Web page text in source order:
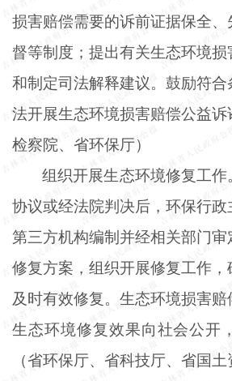
损害赔偿需要的诉前证据保全
督等制度；提出有关生态环境
和制定司法解释建议。鼓励符
法开展生态环境损害赔偿公益
检察院、省环保厅）
组织开展生态环境修复工
协议或经法院判决后，环保行
第三方机构编制并经相关部门
修复方案，组织开展修复工作，
及时有效修复。生态环境损害赔
生态环境修复效果向社会公开
（省环保厅、省科技厅、省国